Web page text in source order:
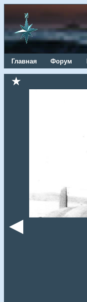
Главная Форум
★
◄